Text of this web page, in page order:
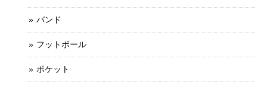
バンド
フットボール
ポケット